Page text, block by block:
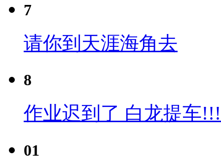
7
请你到天涯海角去
8
作业迟到了 白龙提车
01